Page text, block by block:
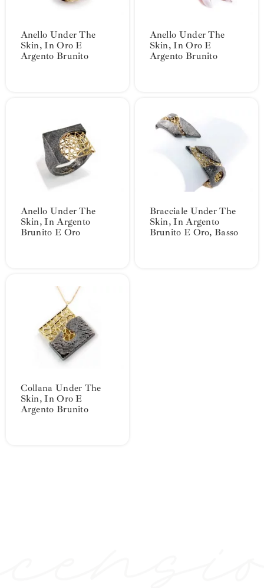
Anello Under The
Skin, In Oro E
Argento Brunito
Anello Under The
Skin, In Oro E
Argento Brunito
Anello Under The
Skin, In Argento
Brunito E Oro
Bracciale Under The
Skin, In Argento
Brunito E Oro, Basso
Collana Under The
Skin, In Oro E
Argento Brunito